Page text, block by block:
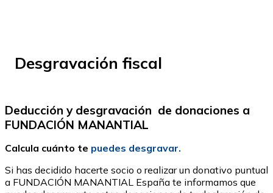
Desgravación fiscal
Deducción y desgravación de donaciones a
FUNDACIÓN MANANTIAL
Calcula cuánto te puedes desgravar.
Si has decidido hacerte socio o realizar un donativo puntual
a FUNDACIÓN MANANTIAL España te informamos que